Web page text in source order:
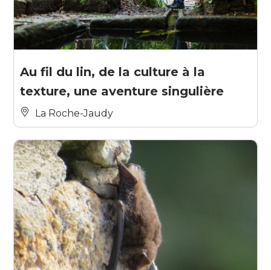
Au fil du lin, de la culture à la
texture, une aventure singulière
La Roche-Jaudy